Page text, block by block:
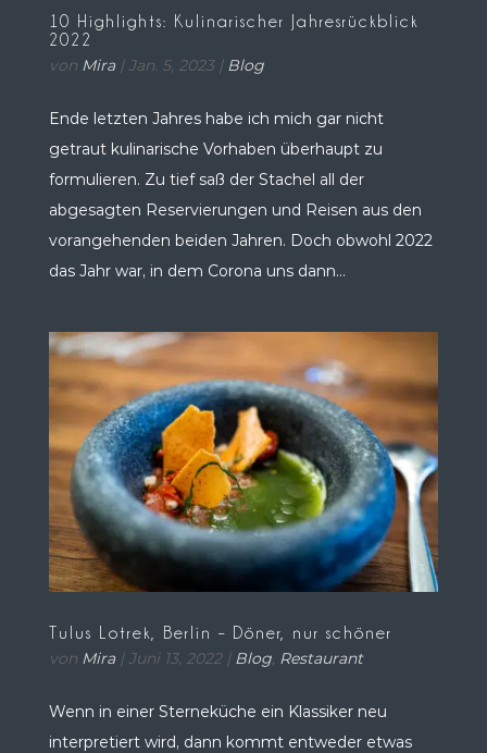
10 Highlights: Kulinarischer Jahresrückblick
2022
von Mira| Jan. 5, 2023| Blog
Ende letzten Jahres habe ich mich gar nicht
getraut kulinarische Vorhaben überhaupt zu
formulieren. Zu tief saß der Stachel all der
abgesagten Reservierungen und Reisen aus den
vorangehenden beiden Jahren. Doch obwohl 2022
das Jahr war, in dem Corona uns dann...
Tulus Lotrek, Berlin – Döner, nur schöner
von Mira| Juni 13, 2022| Blog, Restaurant
Wenn in einer Sterneküche ein Klassiker neu
interpretiert wird, dann kommt entweder etwas